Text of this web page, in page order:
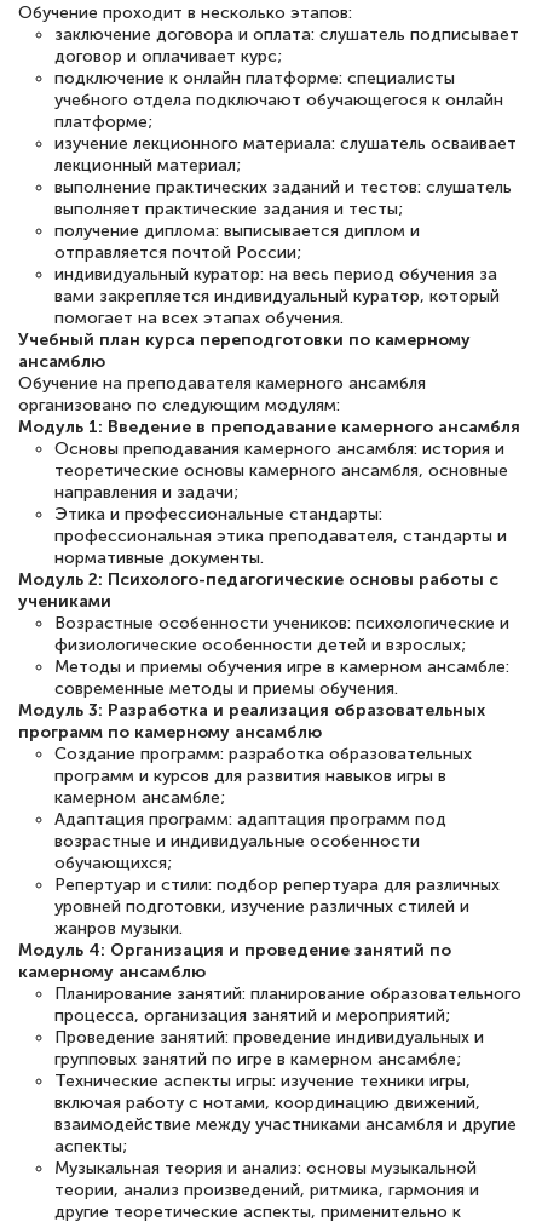
Знаток города 5 уровня
11 марта 2026
Всем добрый день! Я прошла курс
повышени каалификации по
специальности «Тренер-преподаватель
по тяжелой атлетике»! Хочется
подчеркуть, что при обращении
оперативно связались со мной
специалисты, ответили на все
интересующие вопросы и в течении
двух…
Светлана К
Знаток города 7 уровня
10 марта 2026
Оставила заявку на обучение онлайн, мне
быстро ответили, разъяснили все детали.
Обучение понравилось: огромное
количество тематической литературы,
пособий и учебников доступно на время
прохождения курса, удобная система
аттестации, проблем не возникло ни на
каком этапе…
Обучение проходит в несколько этапов:
заключение договора и оплата: слушатель подписывает
договор и оплачивает курс;
подключение к онлайн платформе: специалисты
учебного отдела подключают обучающегося к онлайн
платформе;
изучение лекционного материала: слушатель осваивает
лекционный материал;
выполнение практических заданий и тестов: слушатель
выполняет практические задания и тесты;
получение диплома: выписывается диплом и
отправляется почтой России;
индивидуальный куратор: на весь период обучения за
вами закрепляется индивидуальный куратор, который
помогает на всех этапах обучения.
Учебный план курса переподготовки по камерному
ансамблю
Обучение на преподавателя камерного ансамбля
организовано по следующим модулям:
Модуль 1: Введение в преподавание камерного ансамбля
Основы преподавания камерного ансамбля: история и
теоретические основы камерного ансамбля, основные
направления и задачи;
Этика и профессиональные стандарты:
профессиональная этика преподавателя, стандарты и
нормативные документы.
Модуль 2: Психолого-педагогические основы работы с
учениками
Возрастные особенности учеников: психологические и
физиологические особенности детей и взрослых;
Методы и приемы обучения игре в камерном ансамбле:
современные методы и приемы обучения.
Модуль 3: Разработка и реализация образовательных
программ по камерному ансамблю
Создание программ: разработка образовательных
программ и курсов для развития навыков игры в
камерном ансамбле;
Адаптация программ: адаптация программ под
возрастные и индивидуальные особенности
обучающихся;
Репертуар и стили: подбор репертуара для различных
уровней подготовки, изучение различных стилей и
жанров музыки.
Модуль 4: Организация и проведение занятий по
камерному ансамблю
Планирование занятий: планирование образовательного
процесса, организация занятий и мероприятий;
Проведение занятий: проведение индивидуальных и
групповых занятий по игре в камерном ансамбле;
Технические аспекты игры: изучение техники игры,
включая работу с нотами, координацию движений,
взаимодействие между участниками ансамбля и другие
аспекты;
Музыкальная теория и анализ: основы музыкальной
теории, анализ произведений, ритмика, гармония и
другие теоретические аспекты, применительно к